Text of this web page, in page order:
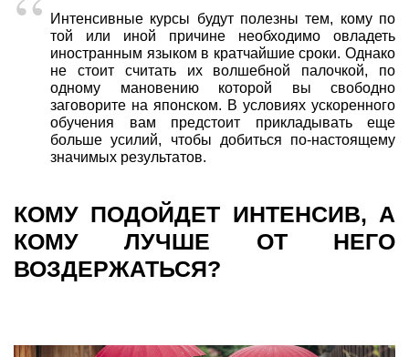
Интенсивные курсы будут полезны тем, кому по
той или иной причине необходимо овладеть
иностранным языком в кратчайшие сроки. Однако
не стоит считать их волшебной палочкой, по
одному мановению которой вы свободно
заговорите на японском. В условиях ускоренного
обучения вам предстоит прикладывать еще
больше усилий, чтобы добиться по-настоящему
значимых результатов.
КОМУ ПОДОЙДЕТ ИНТЕНСИВ, А
КОМУ ЛУЧШЕ ОТ НЕГО
ВОЗДЕРЖАТЬСЯ?